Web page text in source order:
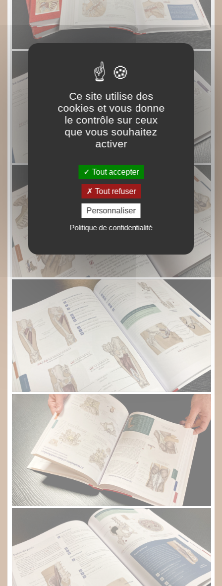
Ce site utilise des
cookies et vous donne
le contrôle sur ceux
que vous souhaitez
activer
Tout accepter
Tout refuser
Personnaliser
Politique de confidentialité